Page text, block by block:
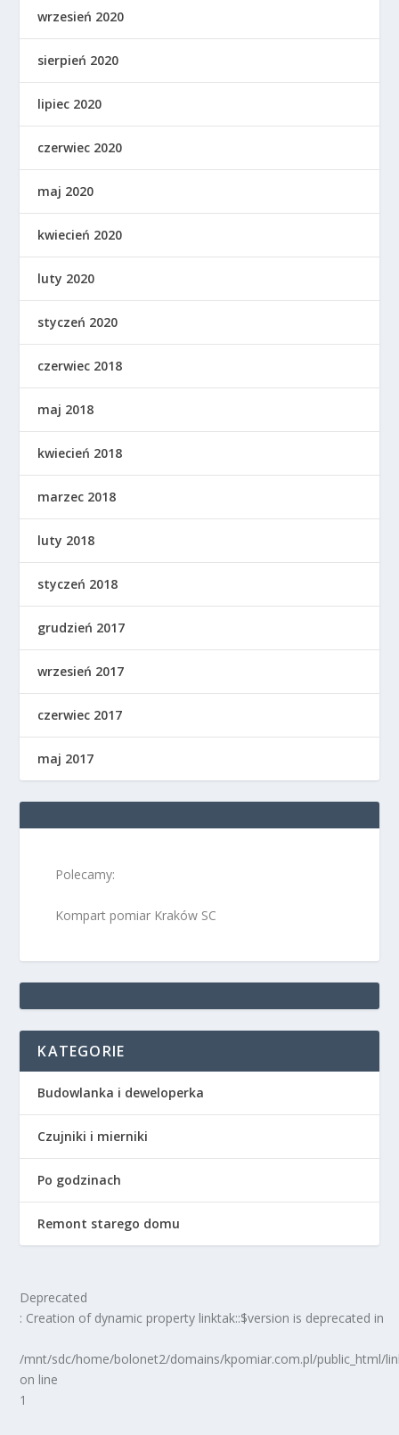
wrzesień 2020
sierpień 2020
lipiec 2020
czerwiec 2020
maj 2020
kwiecień 2020
luty 2020
styczeń 2020
czerwiec 2018
maj 2018
kwiecień 2018
marzec 2018
luty 2018
styczeń 2018
grudzień 2017
wrzesień 2017
czerwiec 2017
maj 2017
Polecamy:
Kompart pomiar Kraków SC
KATEGORIE
Budowlanka i deweloperka
Czujniki i mierniki
Po godzinach
Remont starego domu
Deprecated
: Creation of dynamic property linktak::$version is deprecated in
/mnt/sdc/home/bolonet2/domains/kpomiar.com.pl/public_html/
on line
1